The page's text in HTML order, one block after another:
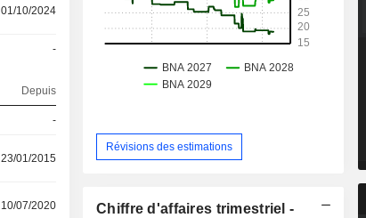
01/10/2024
-
Depuis
-
23/01/2015
10/07/2020
Révisions des estimations
Chiffre d'affaires trimestriel -